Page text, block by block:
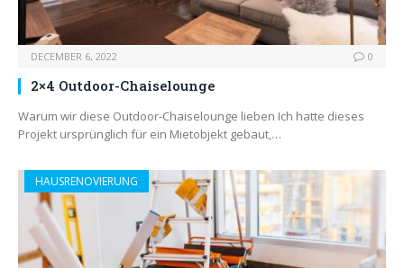
DECEMBER 6, 2022 0
2×4 Outdoor-Chaiselounge
Warum wir diese Outdoor-Chaiselounge lieben Ich hatte dieses
Projekt ursprünglich für ein Mietobjekt gebaut,…
HAUSRENOVIERUNG